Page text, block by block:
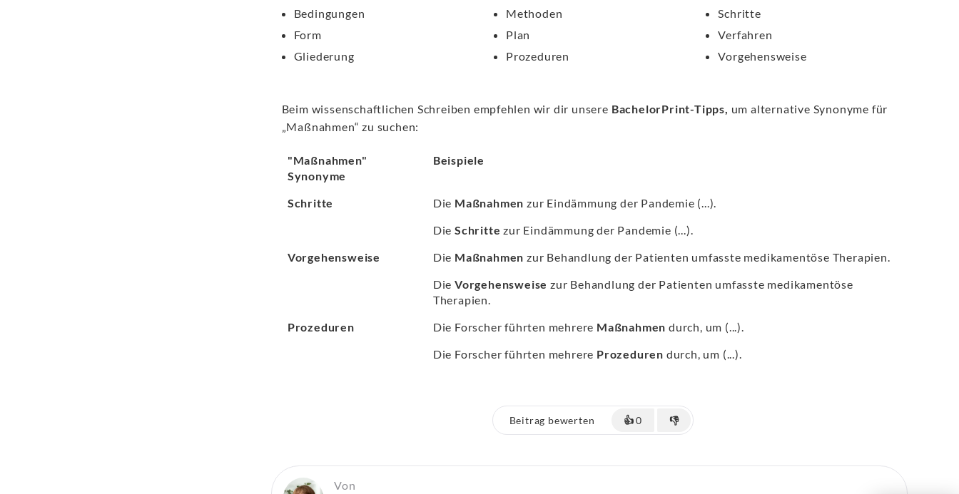
Bedingungen
Form
Gliederung
Methoden
Plan
Prozeduren
Schritte
Verfahren
Vorgehensweise
Beim wissenschaftlichen Schreiben empfehlen wir dir unsere BachelorPrint-Tipps, um alternative Synonyme für
„Maßnahmen“ zu suchen:
"Maßnahmen"
Synonyme
Beispiele
Schritte Die Maßnahmen zur Eindämmung der Pandemie (...).
Die Schritte zur Eindämmung der Pandemie (...).
Vorgehensweise
Die Maßnahmen zur Behandlung der Patienten umfasste medikamentöse Therapien.
Die Vorgehensweise zur Behandlung der Patienten umfasste medikamentöse
Therapien.
Prozeduren
Die Forscher führten mehrere Maßnahmen durch, um (...).
Die Forscher führten mehrere Prozeduren durch, um (...).
Beitrag bewerten 👍0 👎
Von